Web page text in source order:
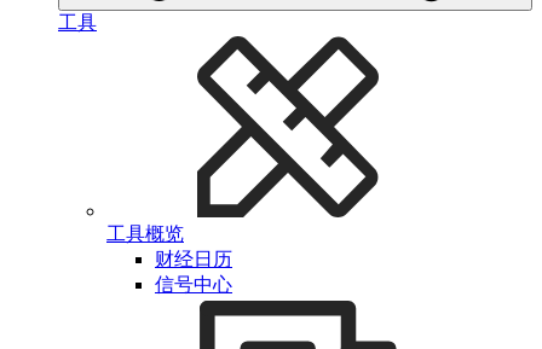
工具
工具概览
财经日历
信号中心